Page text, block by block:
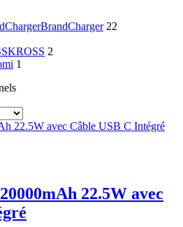
BrandCharger 22
SKROSS 2
1
22.5W avec